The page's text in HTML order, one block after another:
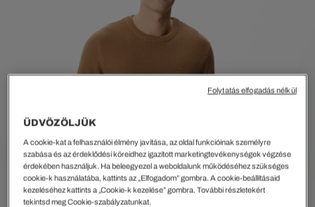
ÜDVÖZÖLJÜK
A cookie-kat a felhasználói élmény javítása, az oldal funkcióinak személyre
szabása és az érdeklődési köreidhez igazított marketingtevékenységek végzése
érdekében használjuk. Ha beleegyezel a weboldalunk működéséhez szükséges
cookie-k használatába, kattints az „Elfogadom” gombra. A cookie-beállításaid
kezeléséhez kattints a „Cookie-k kezelése” gombra. További részletekért
tekintsd meg Cookie-szabályzatunkat.
Folytatás elfogadás nélkül